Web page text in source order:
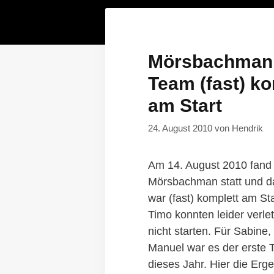
Team (fast)
am Start
24. August 2010 von Hendrik
Am 14. August 2010 fand
Mörsbachman statt und
war (fast) komplett am
Timo konnten leider
nicht starten. Für
Manuel war es der erste
dieses Jahr. Hier die